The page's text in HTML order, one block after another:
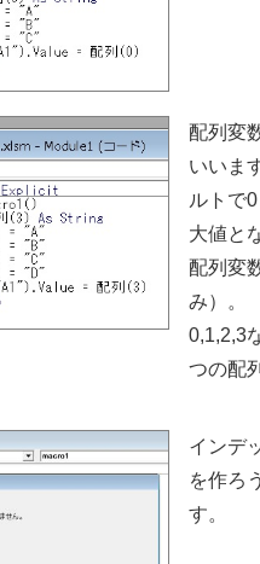
配列変
いいま
ルトで
大値と
配列変
み）。
0,1,2,3
つの配
インデ
を作ろ
す。